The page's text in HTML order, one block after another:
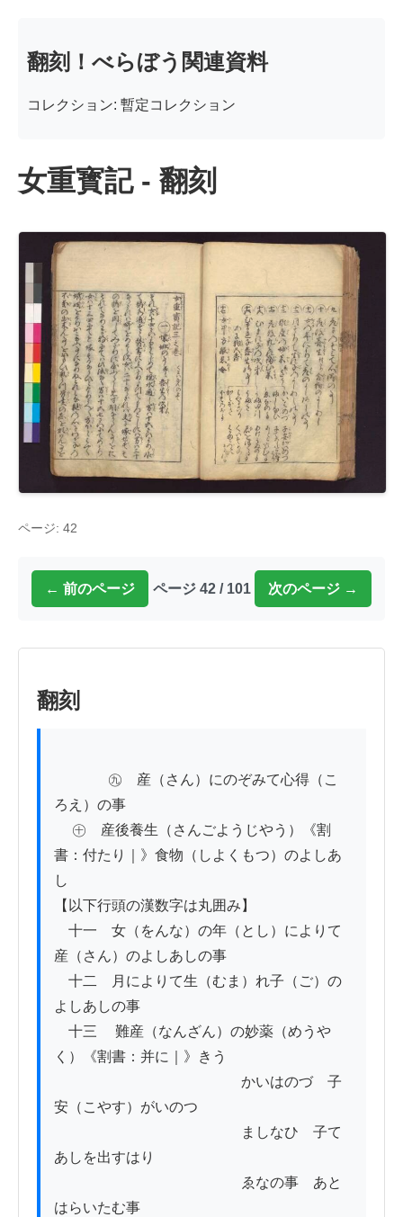
翻刻！べらぼう関連資料
コレクション: 暫定コレクション
女重寳記 - 翻刻
ページ: 42
← 前のページ ページ 42 / 101 次のページ →
翻刻
ろえ）の事
書：付たり｜》食物（しよくもつ）のよしあ
し
【以下行頭の漢数字は丸囲み】
十一　女（をんな）の年（とし）によりて
産（さん）のよしあしの事
十二　月によりて生（むま）れ子（ご）の
よしあしの事
十三　 難産（なんざん）の妙薬（めうや
く）《割書：并に｜》きう
かいはのづ　子
安（こやす）がいのつ
ましなひ　子て
あしを出すはり
ゑなの事　あと
はらいたむ事